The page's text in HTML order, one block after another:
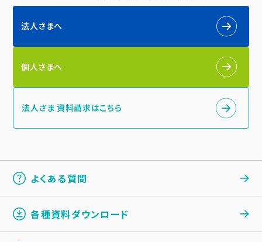
法人さまへ
個人さまへ
法人さま 資料請求はこちら
よくある質問
各種資料ダウンロード